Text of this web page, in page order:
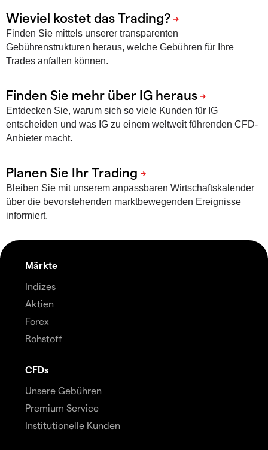
Finden Sie mittels unserer transparenten
Gebührenstrukturen heraus, welche Gebühren für Ihre
Trades anfallen können.
Entdecken Sie, warum sich so viele Kunden für IG
entscheiden und was IG zu einem weltweit führenden CFD-
Anbieter macht.
Bleiben Sie mit unserem anpassbaren Wirtschaftskalender
über die bevorstehenden marktbewegenden Ereignisse
informiert.
Märkte
Indizes
Aktien
Forex
Rohstoff
CFDs
Unsere Gebühren
Premium Service
Institutionelle Kunden